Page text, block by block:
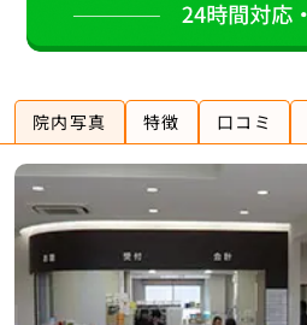
院内写真 特徴 口コミ